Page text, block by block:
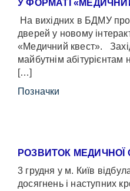
У ФОРМАТІ
На вихідних в БДМУ
дверей у новому
«Медичний квест».
майбутнім
[…]
Позначки
РОЗВИТОК МЕДИЧНОЇ
3 грудня у м. Київ
досягнень і наступних